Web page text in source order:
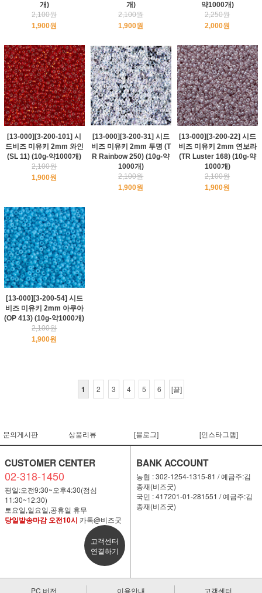
개)
2,100원
1,900원
개)
2,100원
1,900원
약1000개)
2,250원
2,000원
[13-000][3-200-101] 시
드비즈 미유키 2mm 와인
(SL 11) (10g-약1000개)
2,100원
1,900원
[13-000][3-200-31] 시드
비즈 미유키 2mm 투명 (T
R Rainbow 250) (10g-약
1000개)
2,100원
1,900원
[13-000][3-200-22] 시드
비즈 미유키 2mm 연보라
(TR Luster 168) (10g-약
1000개)
2,100원
1,900원
[13-000][3-200-54] 시드
비즈 미유키 2mm 아쿠아
(OP 413) (10g-약1000개)
2,100원
1,900원
1 2 3 4 5 6 [끝]
문의게시판 상품리뷰 [블로그] [인스타그램]
CUSTOMER CENTER
02-318-1450
평일:오전9:30~오후4:30(점심
11:30~12:30)
토요일,일요일,공휴일 휴무
당일발송마감 오전10시 카톡@비즈굿
고객센터
연결하기
BANK ACCOUNT
농협 : 302-1254-1315-81 / 예금주:김
종재(비즈굿)
국민 : 417201-01-281551 / 예금주:김
종재(비즈굿)
PC 버전 이용안내 고객센터